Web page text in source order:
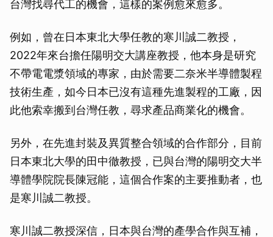
台灣找尋代工的機會，這樣的案例愈來愈多。
例如，曾在日本東北大學任教的寒川誠二教授，
2022年來台擔任陽明交大講座教授，他本身是研究
不帶電電漿領域的專家，由於需要二奈米半導體製程
技術生產，如今日本已沒有這種先進製程的工廠，因
此他索幸搬到台灣任教，尋求產品商業化的機會。
另外，在先進封裝及異質整合領域的合作部分，目前
日本東北大學的田中徹教授，已與台灣的陽明交大半
導體學院院長陳冠能，這個合作案的主要推動者，也
是寒川誠二教授。
寒川誠二教授深信，日本與台灣的產學合作與互補，